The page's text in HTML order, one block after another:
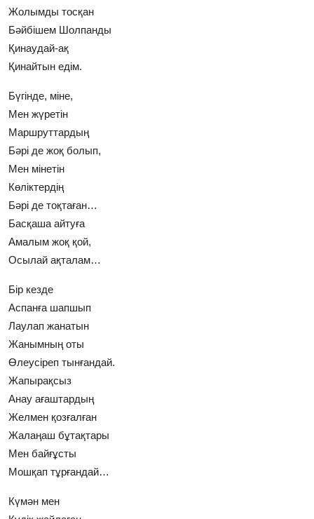
Жолымды тосқан
Бәйбішем Шолпанды
Қинаудай-ақ
Қинайтын едім.
Бүгінде, міне,
Мен жүретін
Маршруттардың
Бәрі де жоқ болып,
Мен мінетін
Көліктердің
Бәрі де тоқтаған…
Басқаша айтуға
Амалым жоқ қой,
Осылай ақталам…
Бір кезде
Аспанға шапшып
Лаулап жанатын
Жанымның оты
Өлеусіреп тынғандай.
Жапырақсыз
Анау ағаштардың
Желмен қозғалған
Жалаңаш бұтақтары
Мен байғұсты
Мошқап тұрғандай…
Күмән мен